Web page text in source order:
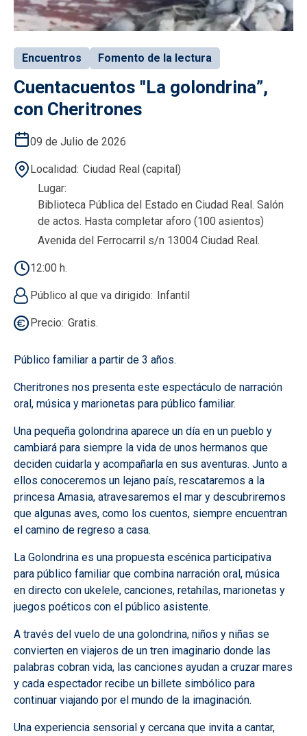
Encuentros Fomento de la lectura
Cuentacuentos "La golondrina”,
con Cheritrones
09 de Julio de 2026
Localidad Ciudad Real (capital)
Lugar
Biblioteca Pública del Estado en Ciudad Real. Salón
de actos. Hasta completar aforo (100 asientos)
Avenida del Ferrocarril s/n 13004 Ciudad Real.
12:00 h.
Público al que va dirigido Infantil
Precio Gratis.
Público familiar a partir de 3 años.
Cheritrones nos presenta este espectáculo de narración
oral, música y marionetas para público familiar.
Una pequeña golondrina aparece un día en un pueblo y
cambiará para siempre la vida de unos hermanos que
deciden cuidarla y acompañarla en sus aventuras. Junto a
ellos conoceremos un lejano país, rescataremos a la
princesa Amasia, atravesaremos el mar y descubriremos
que algunas aves, como los cuentos, siempre encuentran
el camino de regreso a casa.
La Golondrina es una propuesta escénica participativa
para público familiar que combina narración oral, música
en directo con ukelele, canciones, retahílas, marionetas y
juegos poéticos con el público asistente.
A través del vuelo de una golondrina, niños y niñas se
convierten en viajeros de un tren imaginario donde las
palabras cobran vida, las canciones ayudan a cruzar mares
y cada espectador recibe un billete simbólico para
continuar viajando por el mundo de la imaginación.
Una experiencia sensorial y cercana que invita a cantar,